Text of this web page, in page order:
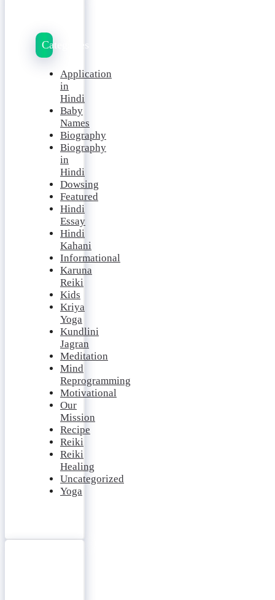
Categories
Application
in
Hindi
Baby
Names
Biography
Biography
in
Hindi
Dowsing
Featured
Hindi
Essay
Hindi
Kahani
Informational
Karuna
Reiki
Kids
Kriya
Yoga
Kundlini
Jagran
Meditation
Mind
Reprogramming
Motivational
Our
Mission
Recipe
Reiki
Reiki
Healing
Uncategorized
Yoga